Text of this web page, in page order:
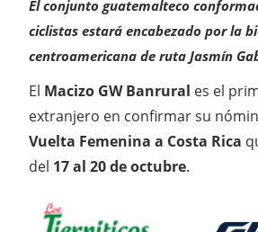
El conjunto guatemalteco
ciclistas estará encabezado por la
centroamericana de ruta Jasmín
El Macizo GW Banrural es el
extranjero en confirmar su
Vuelta Femenina a Costa Rica
del 17 al 20 de octubre.